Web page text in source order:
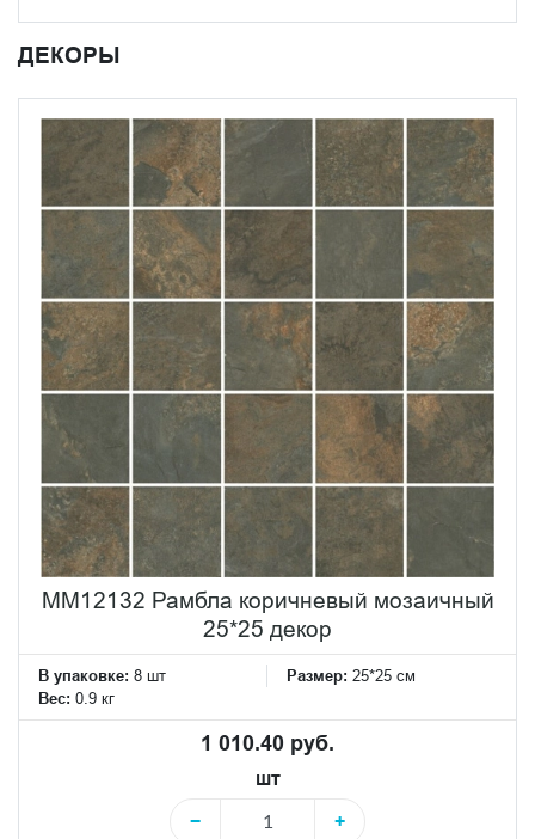
ДЕКОРЫ
MM12132 Рамбла коричневый мозаичный
25*25 декор
В упаковке: 8 шт Размер: 25*25 см
Вес: 0.9 кг
1 010.40 руб.
шт
−
+